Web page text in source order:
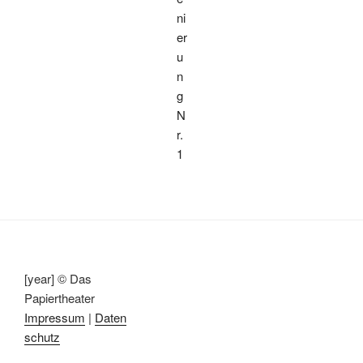
ni
er
u
n
g
N
r.
1
[year] © Das
Papiertheater
Impressum | Daten
schutz